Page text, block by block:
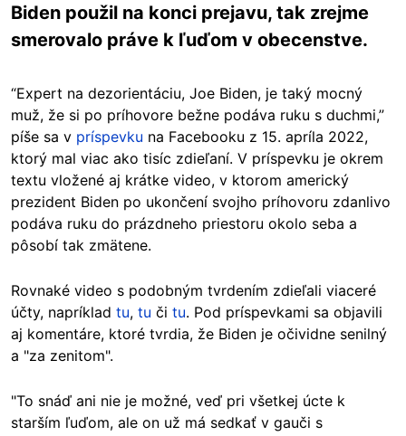
Biden použil na konci prejavu, tak zrejme
smerovalo práve k ľuďom v obecenstve.
“Expert na dezorientáciu, Joe Biden, je taký mocný
muž, že si po príhovore bežne podáva ruku s duchmi,”
píše sa v príspevku na Facebooku z 15. apríla 2022,
ktorý mal viac ako tisíc zdieľaní. V príspevku je okrem
textu vložené aj krátke video, v ktorom americký
prezident Biden po ukončení svojho príhovoru zdanlivo
podáva ruku do prázdneho priestoru okolo seba a
pôsobí tak zmätene.
Rovnaké video s podobným tvrdením zdieľali viaceré
účty, napríklad tu, tu či tu. Pod príspevkami sa objavili
aj komentáre, ktoré tvrdia, že Biden je očividne senilný
a "za zenitom".
"To snáď ani nie je možné, veď pri všetkej úcte k
starším ľuďom, ale on už má sedkať v gauči s